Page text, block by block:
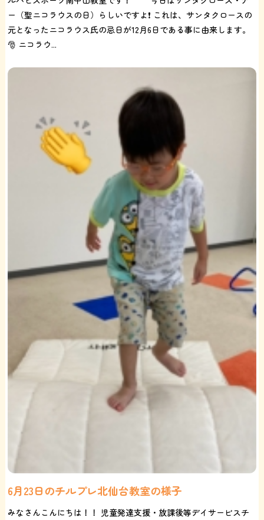
ー（聖ニコラウスの日）らしいですよ❗️ これは、サンタクロースの
元となったニコラウス氏の忌日が12月6日である事に由来します。
🎅 ニコラウ...
6月23日のチルプレ北仙台教室の様子
みなさんこんにちは！！ 児童発達支援・放課後等デイサービスチ